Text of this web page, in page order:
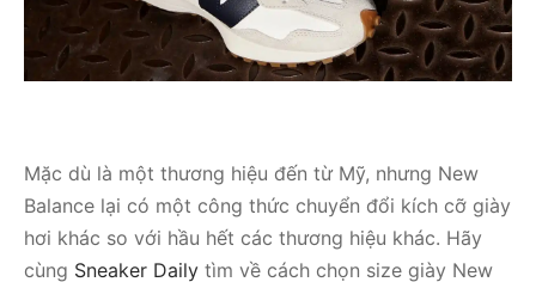
Mặc dù là một thương hiệu đến từ Mỹ, nhưng New
Balance lại có một công thức chuyển đổi kích cỡ giày
hơi khác so với hầu hết các thương hiệu khác. Hãy
cùng Sneaker Daily tìm về cách chọn size giày New